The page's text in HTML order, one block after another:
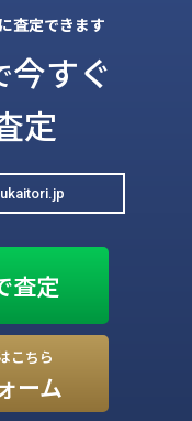
査定できます
今すぐ
定
査定
こちら
ーム